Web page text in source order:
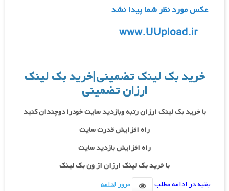
خرید بک لینک تضمینی|خرید بک لینک
ارزان تضمینی
با خرید بک لینک ارزان رتبه وبازدید سایت خودرا دوچندان کنید
راه افزایش قدرت سایت
راه افزایش بازدید سایت
با خرید بک لینک ارزان از ون بک لینک
بقیه در ادامه مطلب
مرور ادامه